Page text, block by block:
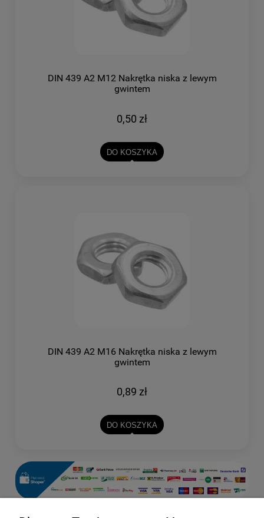
DIN 439 A2 M12 Nakrętka niska z lewym
gwintem
0,50 zł
DO KOSZYKA
DIN 439 A2 M16 Nakrętka niska z lewym
gwintem
0,89 zł
DO KOSZYKA